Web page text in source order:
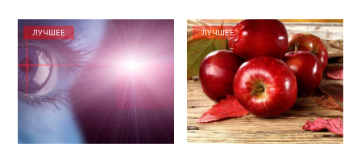
ЛУЧШЕЕ ЛУЧШЕЕ